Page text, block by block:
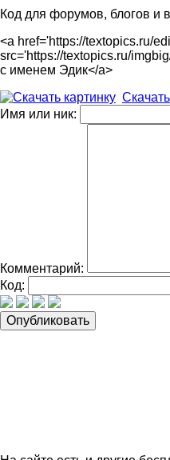
Код для форумов, блогов и
<a href='https://textopics.ru/
src='https://textopics.ru/
с именем Эдик</a>
Имя или ник:
Комментарий:
Код: